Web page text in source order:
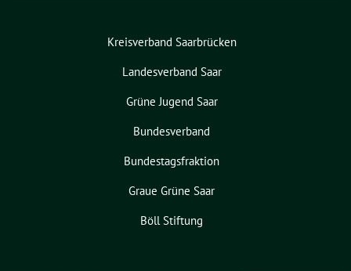
Kreisverband Saarbrücken
Landesverband Saar
Grüne Jugend Saar
Bundesverband
Bundestagsfraktion
Graue Grüne Saar
Böll Stiftung